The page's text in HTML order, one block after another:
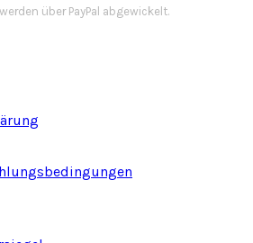
über PayPal abgewickelt.